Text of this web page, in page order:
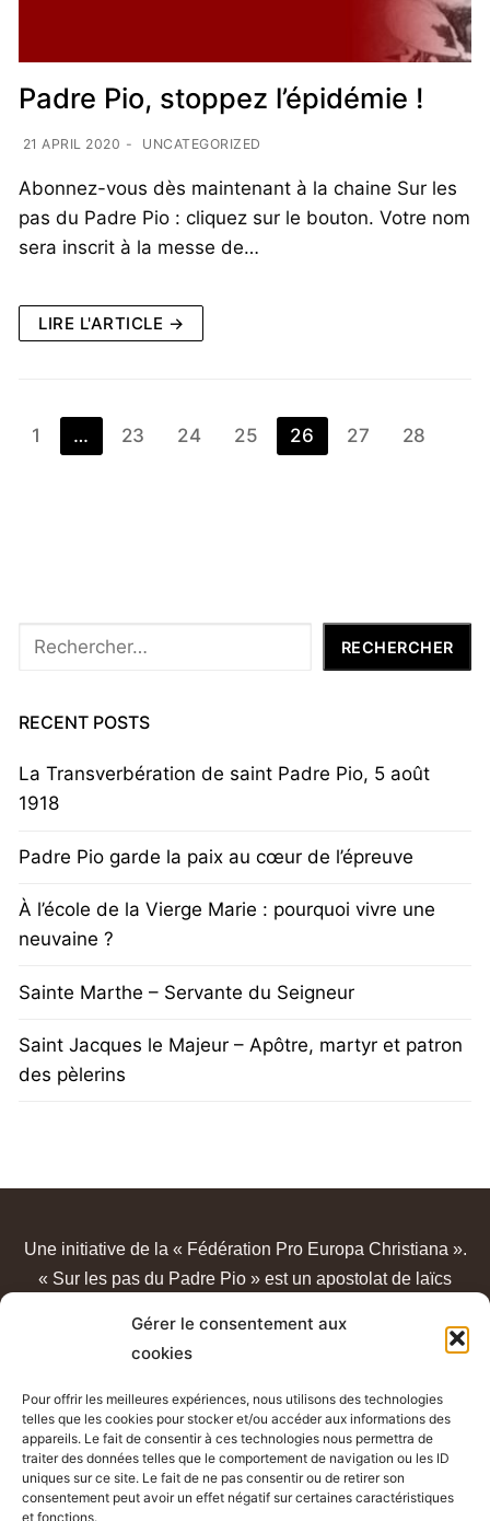
Gérer le consentement aux
cookies
Pour offrir les meilleures expériences, nous utilisons des technologies
telles que les cookies pour stocker et/ou accéder aux informations des
appareils. Le fait de consentir à ces technologies nous permettra de
traiter des données telles que le comportement de navigation ou les ID
uniques sur ce site. Le fait de ne pas consentir ou de retirer son
consentement peut avoir un effet négatif sur certaines caractéristiques
et fonctions.
Padre Pio, stoppez l’épidémie !
21 APRIL 2020 - UNCATEGORIZED
Abonnez-vous dès maintenant à la chaine Sur les
pas du Padre Pio : cliquez sur le bouton. Votre nom
sera inscrit à la messe de…
LIRE L'ARTICLE →
1 … 23 24 25 26 27 28
Rechercher RECHERCHER
RECENT POSTS
La Transverbération de saint Padre Pio, 5 août
1918
Padre Pio garde la paix au cœur de l’épreuve
À l’école de la Vierge Marie : pourquoi vivre une
neuvaine ?
Sainte Marthe – Servante du Seigneur
Saint Jacques le Majeur – Apôtre, martyr et patron
des pèlerins
Une initiative de la « Fédération Pro Europa Christiana ».
« Sur les pas du Padre Pio » est un apostolat de laïcs